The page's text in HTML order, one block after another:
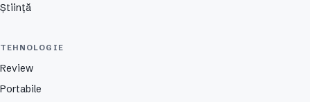
Știință
TEHNOLOGIE
Review
Portabile